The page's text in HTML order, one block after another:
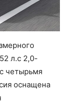
л.с 2,0-
четырьмя
оснащена